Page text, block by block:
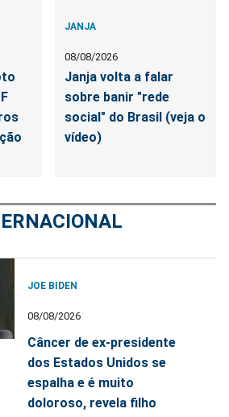
JANJA
08/08/2026
Janja volta a falar
sobre banir "rede
social" do Brasil (veja o
vídeo)
JOE BIDEN
08/08/2026
Câncer de ex-presidente
dos Estados Unidos se
espalha e é muito
doloroso, revela filho